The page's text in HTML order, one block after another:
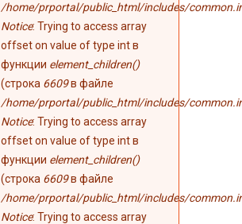
/home/prportal/public_html/includes/
Notice: Trying to access array
offset on value of type int в
функции element_children()
(строка 6609в файле
/home/prportal/public_html/includes/
Notice: Trying to access array
offset on value of type int в
функции element_children()
(строка 6609в файле
/home/prportal/public_html/includes/
Notice: Trying to access array